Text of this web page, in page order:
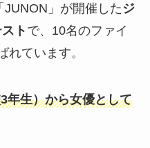
」が開催した ジ
トで、10名のファイ
れています。
年生）から女優として